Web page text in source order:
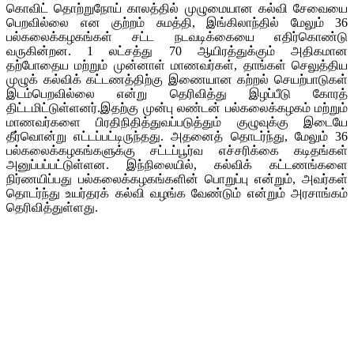
கொவிட் தொற்றுநோய் காலத்தில் முழுமையான கல்வி சேவையை
பெறவில்லை என குற்றம் சுமத்தி, இங்கிலாந்தில் மேலும் 36
பல்கலைக்கழகங்கள் சட்ட நடவடிக்கையை எதிர்கொண்டு
வருகின்றன. 1 லட்சத்து 70 ஆயிரத்துக்கும் அதிகமான
தற்போதைய மற்றும் முன்னாள் மாணவர்கள், தாங்கள் செலுத்திய
முழுக் கல்விக் கட்டணத்திற்கு இணையான கற்றல் செயற்பாடுகள்
இடம்பெறவில்லை என்று தெரிவித்து இழப்பீடு கோரத்
திட்டமிட்டுள்ளனர்.இதற்கு முன்பு லண்டன் பல்கலைக்கழகம் மற்றும்
மாணவர்களை பிரதிநிதித்துவப்படுத்தும் குழுவுக்கு இடையே
தீர்வொன்று எட்டப்பட்டிருந்தது. அதனைத் தொடர்ந்து, மேலும் 36
பல்கலைக்கழகங்களுக்கு சட்டப்பூர்வ எச்சரிக்கை கடிதங்கள்
அனுப்பப்பட்டுள்ளன. இந்நிலையில், கல்விக் கட்டணங்களை
நிர்ணயிப்பது பல்கலைக்கழகங்களின் பொறுப்பு என்றும், அவர்கள்
தொடர்ந்து உயர்தரக் கல்வி வழங்க வேண்டும் என்றும் அரசாங்கம்
தெரிவித்துள்ளது.